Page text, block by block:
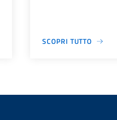
SCOPRI TUTTO